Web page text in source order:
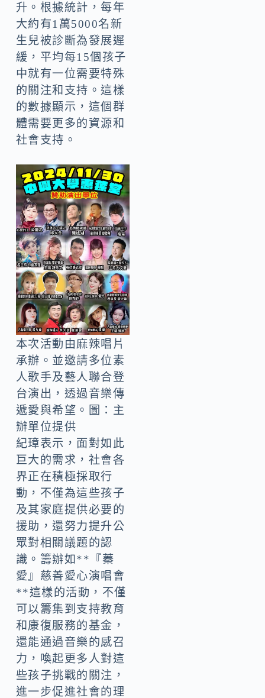
升。根據統計，每年
大約有1萬5000名新
生兒被診斷為發展遲
緩，平均每15個孩子
中就有一位需要特殊
的關注和支持。這樣
的數據顯示，這個群
體需要更多的資源和
社會支持。
本次活動由麻辣唱片
承辦。並邀請多位素
人歌手及藝人聯合登
台演出，透過音樂傳
遞愛與希望。圖：主
辦單位提供
紀璋表示，面對如此
巨大的需求，社會各
界正在積極採取行
動，不僅為這些孩子
及其家庭提供必要的
援助，還努力提升公
眾對相關議題的認
識。籌辦如**『蓁
愛』慈善愛心演唱會
**這樣的活動，不僅
可以籌集到支持教育
和康復服務的基金，
還能通過音樂的感召
力，喚起更多人對這
些孩子挑戰的關注，
進一步促進社會的理